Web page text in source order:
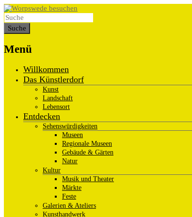
Menü
Willkommen
Das Künstlerdorf
Kunst
Landschaft
Lebensort
Entdecken
Sehenswürdigkeiten
Museen
Regionale Museen
Gebäude & Gärten
Natur
Kultur
Musik und Theater
Märkte
Feste
Galerien & Ateliers
Kunsthandwerk